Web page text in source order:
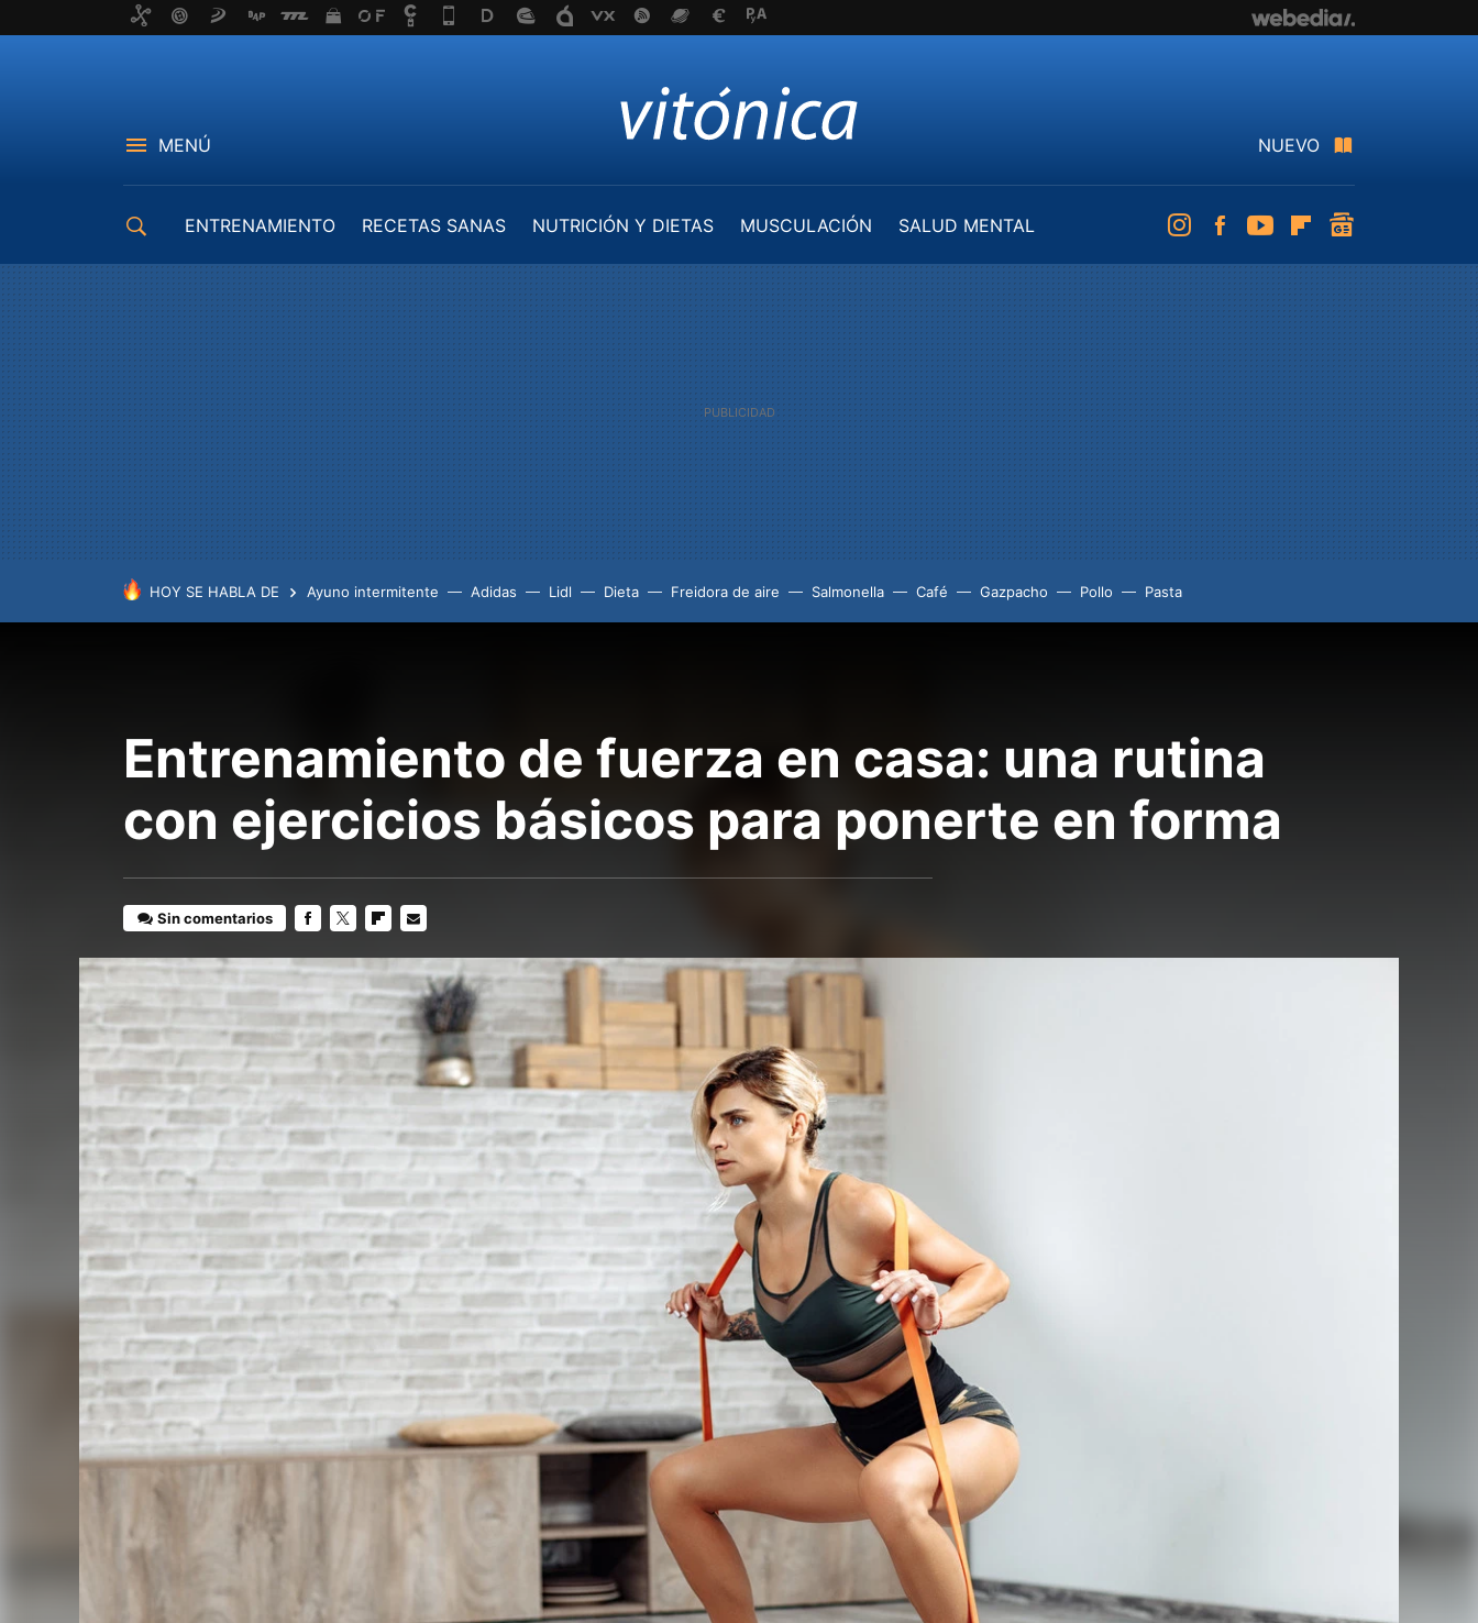
MENÚ NUEVO
ENTRENAMIENTO RECETAS SANAS NUTRICIÓN Y DIETAS MUSCULACIÓN
SALUD MENTAL
InstagramFacebookYoutubeFlipboard
HOY SE HABLA DE Ayuno intermitente Adidas Lidl Dieta Freidora de aire Salmonella Café Gazpacho Pollo Pasta
Entrenamiento de fuerza en casa: una rutina
con ejercicios básicos para ponerte en forma
Sin comentarios
MAIL